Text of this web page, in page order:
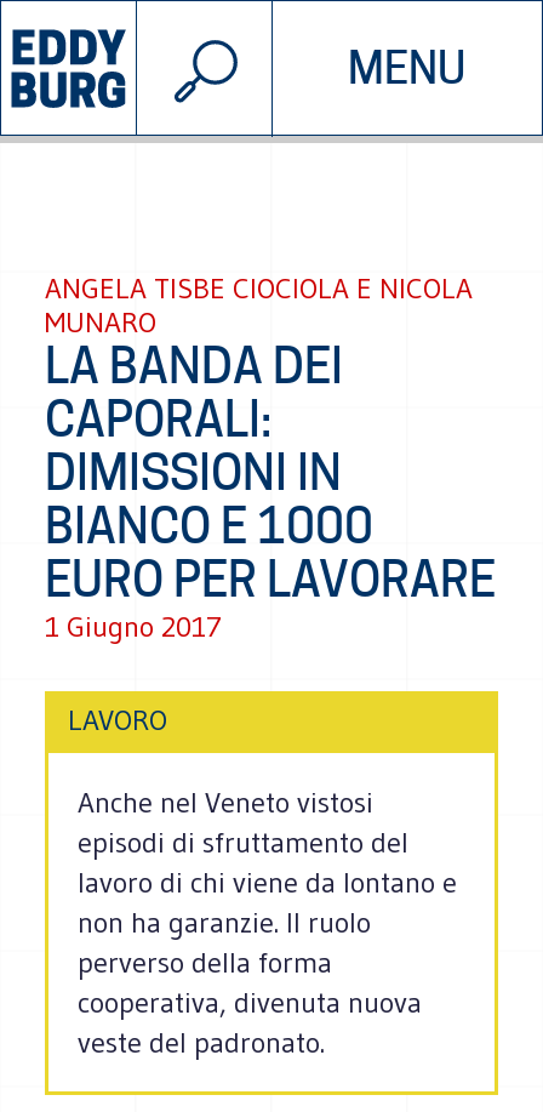
MENU
INIZIATIVE CHI SIAMO
© 2026 EDDYBURG
ANGELA TISBE CIOCIOLA E NICOLA
MUNARO
LA BANDA DEI
CAPORALI:
DIMISSIONI IN
BIANCO E 1000
EURO PER LAVORARE
1 Giugno 2017
LAVORO
Anche nel Veneto vistosi
episodi di sfruttamento del
lavoro di chi viene da lontano e
non ha garanzie. Il ruolo
perverso della forma
cooperativa, divenuta nuova
veste del padronato.